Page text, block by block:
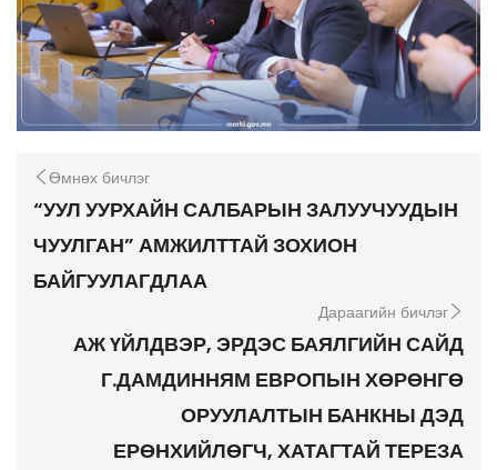
Өмнөх бичлэг
“УУЛ УУРХАЙН САЛБАРЫН ЗАЛУУЧУУДЫН
ЧУУЛГАН” АМЖИЛТТАЙ ЗОХИОН
БАЙГУУЛАГДЛАА
Дараагийн бичлэг
АЖ ҮЙЛДВЭР, ЭРДЭС БАЯЛГИЙН САЙД
Г.ДАМДИННЯМ ЕВРОПЫН ХӨРӨНГӨ
ОРУУЛАЛТЫН БАНКНЫ ДЭД
ЕРӨНХИЙЛӨГЧ, ХАТАГТАЙ ТЕРЕЗА